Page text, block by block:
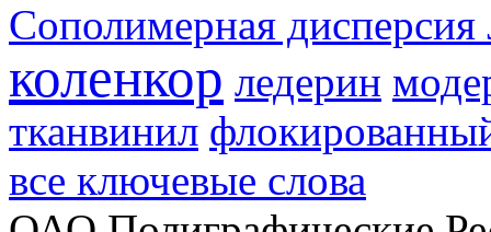
Сополимерная дисперсия
коленкор ледерин
тканвинил
все ключевые слова